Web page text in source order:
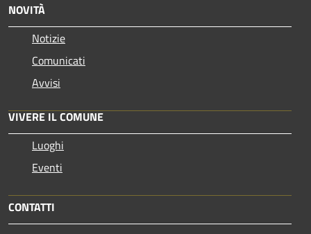
NOVITÀ
Notizie
Comunicati
Avvisi
VIVERE IL COMUNE
Luoghi
Eventi
CONTATTI